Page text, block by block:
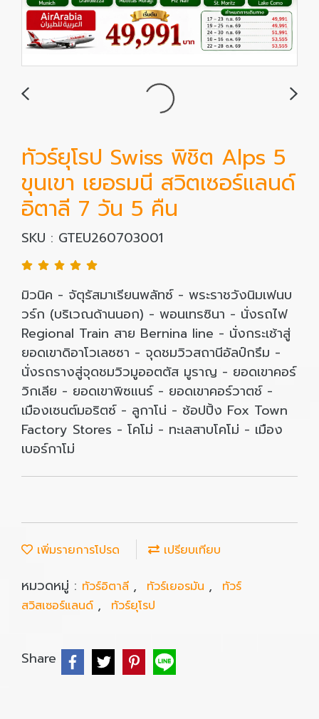
ทัวร์ยุโรป Swiss พิชิต Alps 5
ขุนเขา เยอรมนี สวิตเซอร์แลนด์
อิตาลี 7 วัน 5 คืน
SKU : GTEU260703001
มิวนิค - จัตุรัสมาเรียนพลัทซ์ - พระราชวังนิมเฟนบ
วร์ก (บริเวณด้านนอก) - พอนเทรซินา - นั่งรถไฟ
Regional Train สาย Bernina line - นั่งกระเช้าสู่
ยอดเขาดิอาโวเลซซา - จุดชมวิวสถานีอัลป์กรึม -
นั่งรถรางสู่จุดชมวิวมูออตตัส มูราญ - ยอดเขาคอร์
วิกเลีย - ยอดเขาพิซแนร์ - ยอดเขาคอร์วาตช์ -
เมืองเซนต์มอริตซ์ - ลูกาโน่ - ช้อปปิ้ง Fox Town
Factory Stores - โคโม่ - ทะเลสาบโคโม่ - เมือง
เบอร์กาโม่
เพิ่มรายการโปรด เปรียบเทียบ
หมวดหมู่ : ทัวร์อิตาลี , ทัวร์เยอรมัน ,
ทัวร์
สวิสเซอร์แลนด์ , ทัวร์ยุโรป
Share